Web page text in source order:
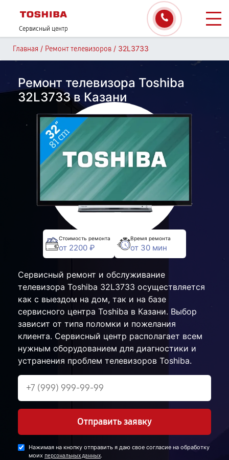
Сервисный центр
Главная / Ремонт телевизоров / 32L3733
Ремонт телевизора Toshiba
32L3733 в Казани
Стоимость ремонта
от 2200 ₽
Время ремонта
от 30 мин
Сервисный ремонт и обслуживание
телевизора Toshiba 32L3733 осуществляется
как с выездом на дом, так и на базе
сервисного центра Toshiba в Казани. Выбор
зависит от типа поломки и пожелания
клиента. Сервисный центр располагает всем
нужным оборудованием для диагностики и
устранения проблем телевизоров Toshiba.
Отправить заявку
Нажимая на кнопку отправить я даю свое согласие на обработку
моих персональных данных.